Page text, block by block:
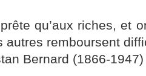
qu’aux riches, et
autres remboursent
Bernard (1866-1947)